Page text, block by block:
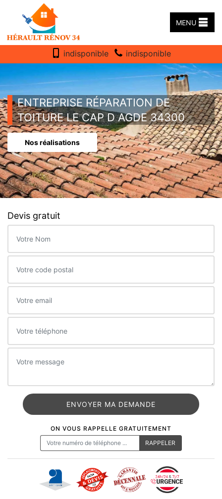
MENU
indisponible indisponible
ENTREPRISE RÉPARATION DE
TOITURE LE CAP D AGDE 34300
Nos réalisations
Devis gratuit
ON VOUS RAPPELLE GRATUITEMENT